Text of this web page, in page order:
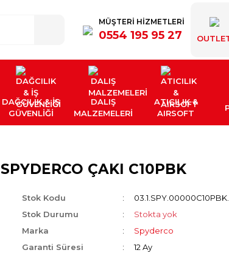
MÜŞTERİ HİZMETLERİ
0554 195 95 27
DAĞCILIK & İŞ
GÜVENLİĞİ
DALIŞ
MALZEMELERİ
ATICILIK &
AIRSOFT
SPYDERCO ÇAKI C10PBK
Stok Kodu
Stok Durumu
Stokta yok
Marka
Spyderco
Garanti Süresi
12 Ay